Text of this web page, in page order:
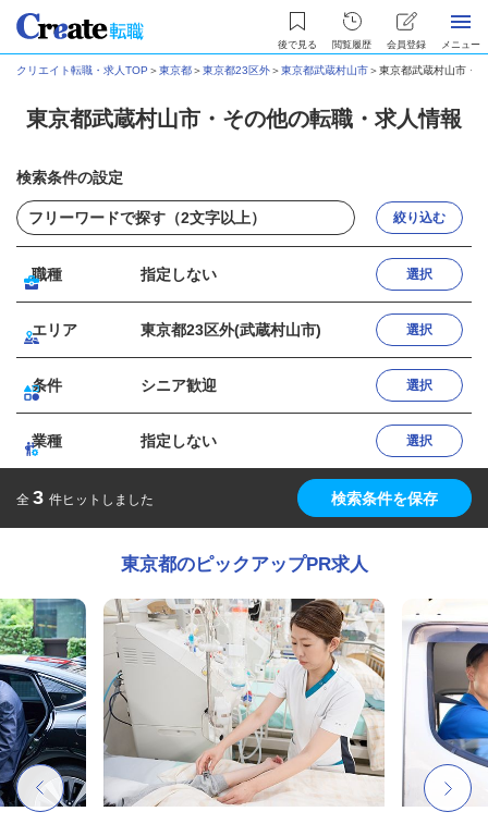
後で見る 閲覧履歴 会員登録 メニュー
クリエイト転職・求人TOP ＞東京都＞東京都23区外＞東京都武蔵村山市＞東京都武蔵村山市・
東京都武蔵村山市・その他の転職・求人情報
検索条件の設定
絞り込む
職種 指定しない 選択
エリア 東京都23区外(武蔵村山市) 選択
条件 シニア歓迎 選択
業種 指定しない 選択
全 3 件ヒットしました 検索条件を保存
東京都のピックアップPR求人